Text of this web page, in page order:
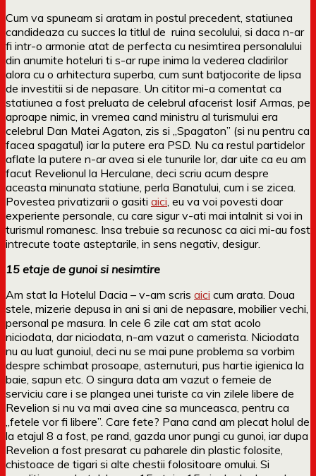
Cum va spuneam si aratam in postul precedent, statiunea
candideaza cu succes la titlul de ruina secolului, si daca n-ar
fi intr-o armonie atat de perfecta cu nesimtirea personalului
din anumite hoteluri ti s-ar rupe inima la vederea cladirilor
alora cu o arhitectura superba, cum sunt batjocorite de lipsa
de investitii si de nepasare. Un cititor mi-a comentat ca
statiunea a fost preluata de celebrul afacerist Iosif Armas, pe
aproape nimic, in vremea cand ministru al turismului era
celebrul Dan Matei Agaton, zis si „Spagaton” (si nu pentru ca
facea spagatul) iar la putere era PSD. Nu ca restul partidelor
aflate la putere n-ar avea si ele tunurile lor, dar uite ca eu am
facut Revelionul la Herculane, deci scriu acum despre
aceasta minunata statiune, perla Banatului, cum i se zicea.
Povestea privatizarii o gasiti aici , eu va voi povesti doar
experiente personale, cu care sigur v-ati mai intalnit si voi in
turismul romanesc. Insa trebuie sa recunosc ca aici mi-au fost
intrecute toate asteptarile, in sens negativ, desigur.
15 etaje de gunoi si nesimtire
Am stat la Hotelul Dacia – v-am scris aici cum arata. Doua
stele, mizerie depusa in ani si ani de nepasare, mobilier vechi,
personal pe masura. In cele 6 zile cat am stat acolo
niciodata, dar niciodata, n-am vazut o camerista. Niciodata
nu au luat gunoiul, deci nu se mai pune problema sa vorbim
despre schimbat prosoape, asternuturi, pus hartie igienica la
baie, sapun etc. O singura data am vazut o femeie de
serviciu care i se plangea unei turiste ca vin zilele libere de
Revelion si nu va mai avea cine sa munceasca, pentru ca
„fetele vor fi libere”. Care fete? Pana cand am plecat holul de
la etajul 8 a fost, pe rand, gazda unor pungi cu gunoi, iar dupa
Revelion a fost presarat cu paharele din plastic folosite,
chistoace de tigari si alte chestii folositoare omului. Si